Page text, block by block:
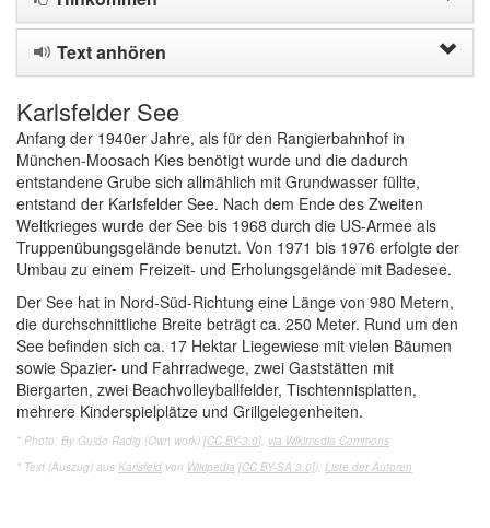
Text anhören
Karlsfelder See
Anfang der 1940er Jahre, als für den Rangierbahnhof in
München-Moosach Kies benötigt wurde und die dadurch
entstandene Grube sich allmählich mit Grundwasser füllte,
entstand der Karlsfelder See. Nach dem Ende des Zweiten
Weltkrieges wurde der See bis 1968 durch die US-Armee als
Truppenübungsgelände benutzt. Von 1971 bis 1976 erfolgte der
Umbau zu einem Freizeit- und Erholungsgelände mit Badesee.
Der See hat in Nord-Süd-Richtung eine Länge von 980 Metern,
die durchschnittliche Breite beträgt ca. 250 Meter. Rund um den
See befinden sich ca. 17 Hektar Liegewiese mit vielen Bäumen
sowie Spazier- und Fahrradwege, zwei Gaststätten mit
Biergarten, zwei Beachvolleyballfelder, Tischtennisplatten,
mehrere Kinderspielplätze und Grillgelegenheiten.
* Photo: By Guido Radig (Own work) [CC-BY-3.0], via Wikimedia Commons
* Text (Auszug) aus Karlsfeld von Wikipedia [CC BY-SA 3.0]), Liste der Autoren